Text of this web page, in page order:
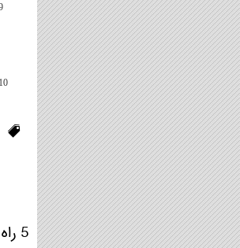
5 راه پیشرفت در مسیر سئو سایت ها